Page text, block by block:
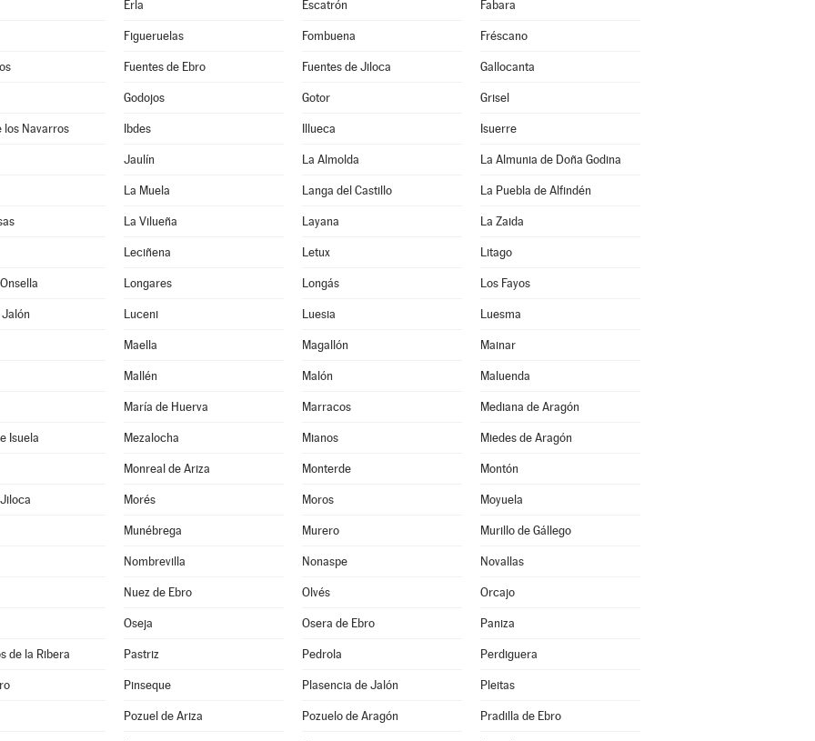
Erla Escatrón Fabara
Figueruelas Fombuena Fréscano
Fuentes de Ebro Fuentes de Jiloca Gallocanta
Godojos Gotor Grisel
los Navarros Ibdes Illueca Isuerre
Jaulín La Almolda La Almunia de Doña Godina
La Muela Langa del Castillo La Puebla de Alfindén
La Vilueña Layana La Zaida
Leciñena Letux Litago
Longares Longás Los Fayos
Luceni Luesia Luesma
Maella Magallón Mainar
Mallén Malón Maluenda
María de Huerva Marracos Mediana de Aragón
Isuela Mezalocha Mianos Miedes de Aragón
Monreal de Ariza Monterde Montón
Morés Moros Moyuela
Munébrega Murero Murillo de Gállego
Nombrevilla Nonaspe Novallas
Nuez de Ebro Olvés Orcajo
Oseja Osera de Ebro Paniza
de la Ribera Pastriz Pedrola Perdiguera
Pinseque Plasencia de Jalón Pleitas
Pozuel de Ariza Pozuelo de Aragón Pradilla de Ebro